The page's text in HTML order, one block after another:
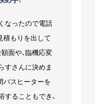
なったので電話
積もりを出して
面や、臨機応変
すさんに決めま
バスヒーターを
ることもでき、